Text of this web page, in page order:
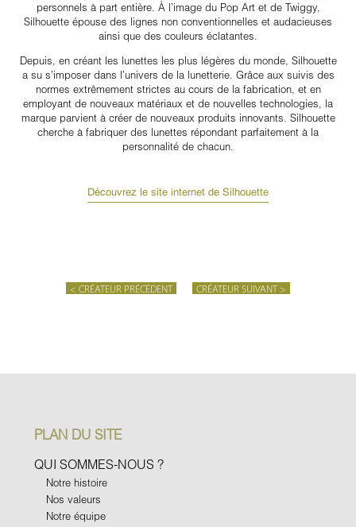
personnels à part entière. À l’image du Pop Art et de Twiggy,
Silhouette épouse des lignes non conventionnelles et audacieuses
ainsi que des couleurs éclatantes.
Depuis, en créant les lunettes les plus légères du monde, Silhouette
a su s’imposer dans l’univers de la lunetterie. Grâce aux suivis des
normes extrêmement strictes au cours de la fabrication, et en
employant de nouveaux matériaux et de nouvelles technologies, la
marque parvient à créer de nouveaux produits innovants. Silhouette
cherche à fabriquer des lunettes répondant parfaitement à la
personnalité de chacun.
Découvrez le site internet de Silhouette
< CRÉATEUR PRÉCÉDENT CRÉATEUR SUIVANT >
PLAN DU SITE
QUI SOMMES-NOUS ?
Notre histoire
Nos valeurs
Notre équipe